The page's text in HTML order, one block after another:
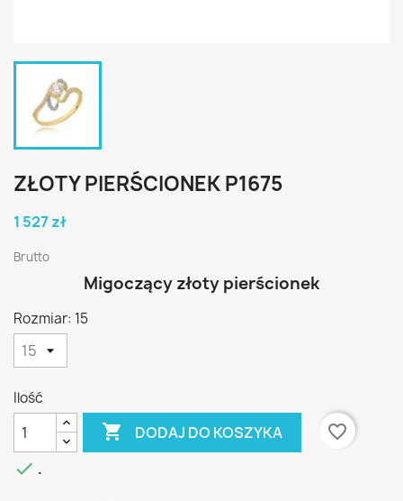
ZŁOTY PIERŚCIONEK P1675
1 527 zł
Brutto
Migoczący złoty pierścionek
Rozmiar: 15
Ilość
 DODAJ DO KOSZYKA
favorite_border
 .